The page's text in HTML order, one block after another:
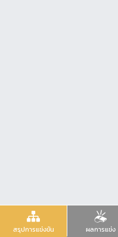
สรุปการแข่งขัน ผลการแข่ง